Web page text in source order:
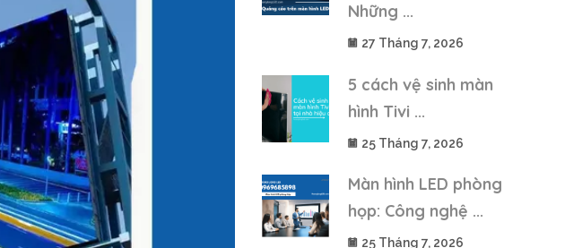
Những ...
27 Tháng 7, 2026
5 cách vệ sinh màn
hình Tivi ...
25 Tháng 7, 2026
Màn hình LED phòng
họp: Công nghệ ...
25 Tháng 7, 2026